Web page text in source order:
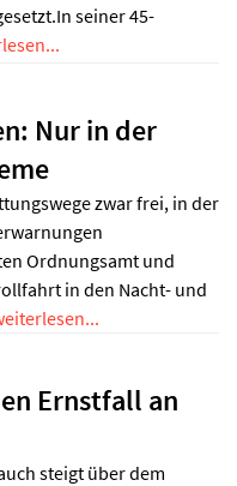
seiner 45-
Nur in der
zwar frei, in der
Ordnungsamt und
in den Nacht- und
Ernstfall an
steigt über dem